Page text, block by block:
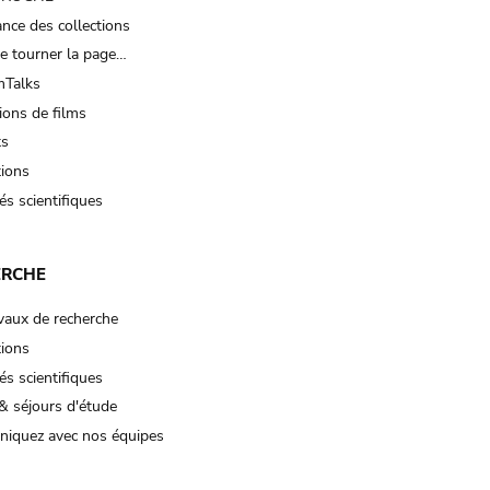
des collections
tourner la page…
de films
scientifiques
de recherche
scientifiques
séjours d'étude
avec nos équipes